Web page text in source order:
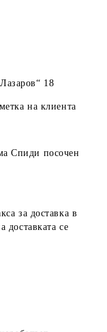
18
на клиента
посочен
за доставка в
доставката се